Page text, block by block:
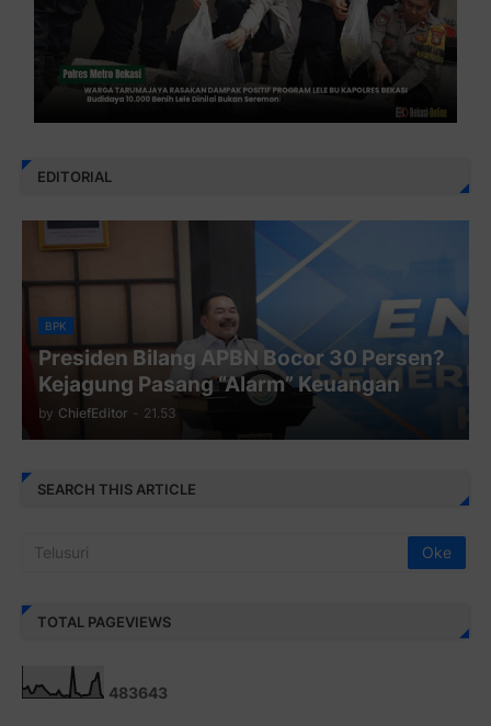
EDITORIAL
BPK
Presiden Bilang APBN Bocor 30 Persen?
Kejagung Pasang “Alarm” Keuangan
by ChiefEditor - 21.53
SEARCH THIS ARTICLE
TOTAL PAGEVIEWS
483643